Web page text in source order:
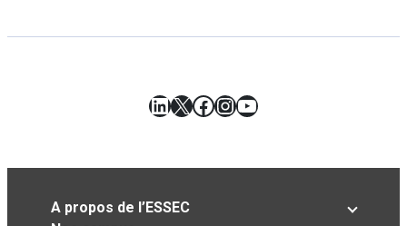
LinkedIn
X Facebook
Instagram
YouTube
A propos de l’ESSEC